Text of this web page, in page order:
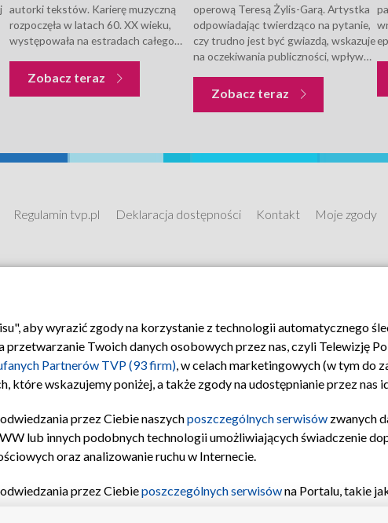
autorki tekstów. Karierę muzyczną
rozpoczęła w latach 60. XX wieku,
występowała na estradach całego
Widowisko muzyczne z 1975 roku,
nagrane w plenerze. Wśród
Zobacz teraz Muzyka
operową Teresą Żylis-Garą. Artystka
odpowiadając twierdząco na pytanie,
czy trudno jest być gwiazdą, wskazuje
na oczekiwania publiczności, wpływ
dbałość o wizerunek. W części
artystycznej materiału wykonuje arie z
Zobacz teraz Muzyka
Regulamin tvp.pl Deklaracja dostępności Kontakt Moje zgody
aby wyrazić zgody na korzystanie z technologii automatycznego
Twoich danych osobowych przez nas, czyli Telewizję
Partnerów TVP (93 firm), w celach marketingowych (w tym do
które wskazujemy poniżej, a także zgody na udostępnianie przez
przez Ciebie naszychposzczególnych serwisów zwanych
lub innych podobnych technologii umożliwiających świadczenie
oraz analizowanie ruchu w Internecie.
przez Ciebieposzczególnych serwisówna Portalu, takie